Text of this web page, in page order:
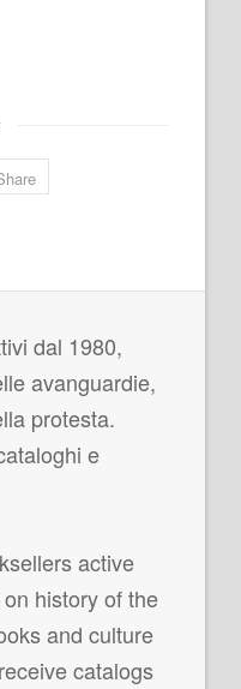
dal 1980,
avanguardie,
protesta.
e
active
history of the
and culture
catalogs